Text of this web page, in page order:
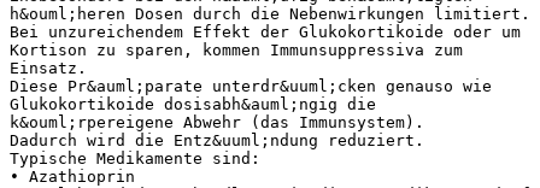
h&ouml;heren Dosen durch die Nebenwirkungen limitiert.
Bei unzureichendem Effekt der Glukokortikoide oder um
Kortison zu sparen, kommen Immunsuppressiva zum
Einsatz.
Diese Pr&auml;parate unterdr&uuml;cken genauso wie
Glukokortikoide dosisabh&auml;ngig die
k&ouml;rpereigene Abwehr (das Immunsystem).
Dadurch wird die Entz&uuml;ndung reduziert.
Typische Medikamente sind:
• Azathioprin